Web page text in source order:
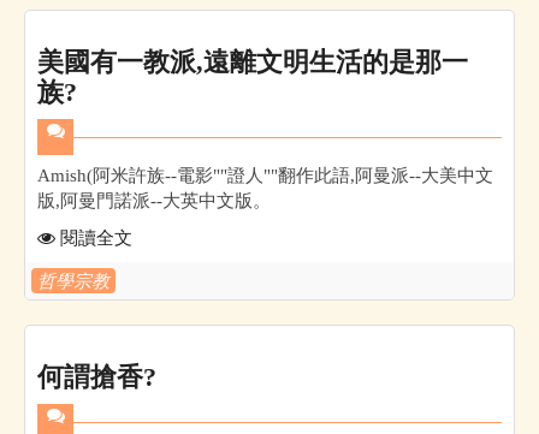
美國有一教派,遠離文明生活的是那一
族?
Amish(阿米許族--電影""證人""翻作此語,阿曼派--大美中文
版,阿曼門諾派--大英中文版。
閱讀全文
哲學宗教
何謂搶香?